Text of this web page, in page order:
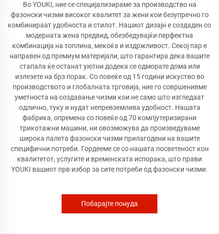
Во YOUKI, ние се специјализираме за производство на
фазонски чизми високог квалитет за жени кои безупречно го
комбинираат удобноста и стилот. Нашиот дизајн е создаден со
модерната жена предвид, обезбедувајќи перфектна
комбинација на топлина, мекоќа и издржливост. Секој пар е
направен од премиум материјали, што гарантира дека вашите
стапала ќе останат уютни додека се одморате дома или
излезете на брз порак. Со повеќе од 15 години искуство во
производството и глобалната трговија, ние го совршенивме
уметноста на создавање чизми кои не само што изгледаат
одлично, туку и нудат непревземлива удобност. Нашата
фабрика, опремена со повеќе од 70 компјутеризирани
трикотажни машини, ни овозможува да произведуваме
широка палета фазонски чизми прилагодени на вашите
специфични потреби. Гордееме се со нашата посветеност кон
квалитетот, услугите и временската испорака, што прави
YOUKI вашиот прв избор за сите потреби од фазонски чизми.
Побарајте понуда